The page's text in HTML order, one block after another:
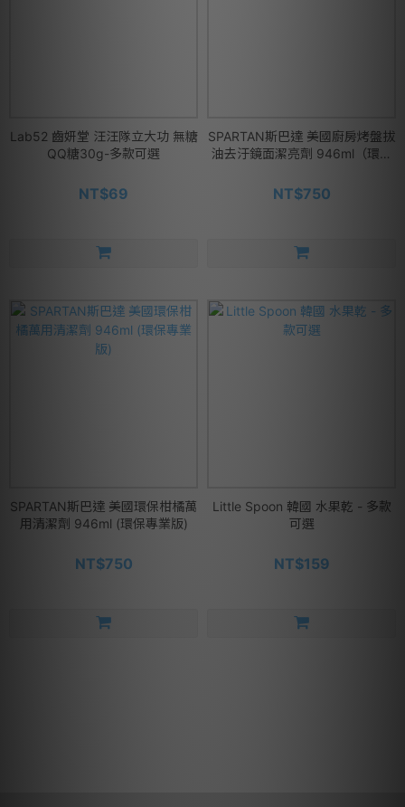
Lab52 齒妍堂 汪汪隊立大功 無糖
QQ糖30g-多款可選
NT$69
SPARTAN斯巴達 美國廚房烤盤拔
油去汙鏡面潔亮劑 946ml（環保
NT$750
SPARTAN斯巴達 美國環保柑橘萬
用清潔劑 946ml (環保專業版)
NT$750
Little Spoon 韓國 水果乾 - 多款
可選
NT$159